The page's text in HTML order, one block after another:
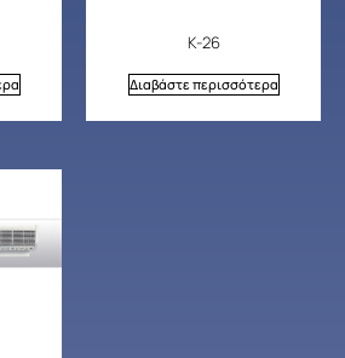
Κ-26
Διαβάστε περισσότερα